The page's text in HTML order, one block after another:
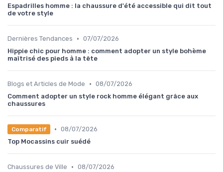
Espadrilles homme : la chaussure d'été accessible qui dit tout
de votre style
Dernières Tendances • 07/07/2026
Hippie chic pour homme : comment adopter un style bohème
maîtrisé des pieds à la tête
Blogs et Articles de Mode • 08/07/2026
Comment adopter un style rock homme élégant grâce aux
chaussures
Comparatif • 08/07/2026
Top Mocassins cuir suédé
Chaussures de Ville • 08/07/2026